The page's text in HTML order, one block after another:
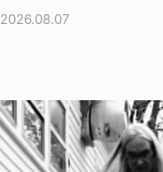
2026.08.07